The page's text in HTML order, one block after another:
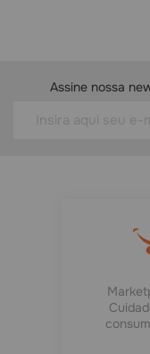
Assine nossa